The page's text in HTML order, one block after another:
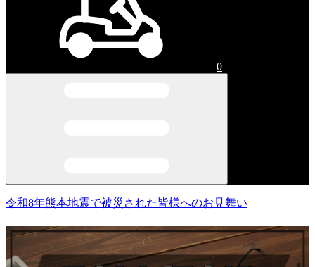
0
令和8年熊本地震で被災された皆様へのお見舞い